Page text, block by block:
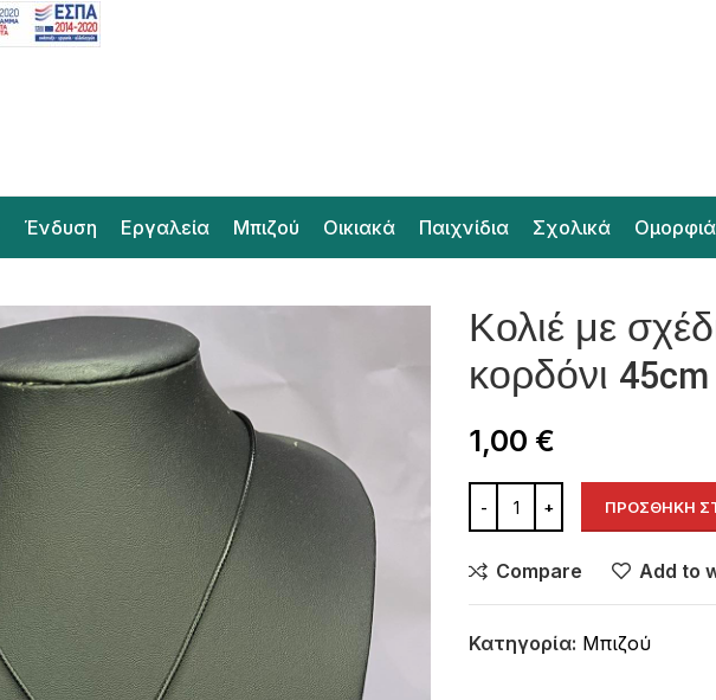
Ένδυση Εργαλεία Μπιζού Οικιακά Παιχνίδια Σχολικά Ομορφιά
Κολιέ με
κορδόνι
1,00 €
ΠΡΟΣΘΉΚΗ
Compare Add to
Κατηγορία: Μπιζού